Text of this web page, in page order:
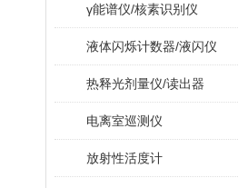
γ能谱仪/核素识别仪
液体闪烁计数器/液闪仪
热释光剂量仪/读出器
电离室巡测仪
放射性活度计